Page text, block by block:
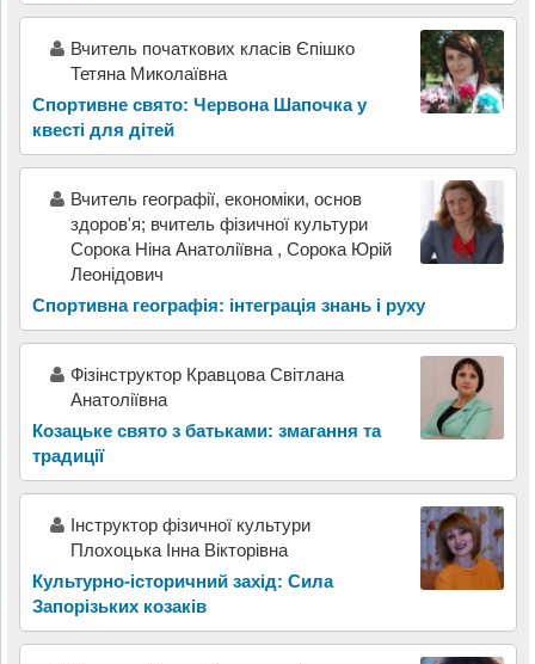
Вчитель початкових класів Єпішко
Тетяна Миколаївна
Спортивне свято: Червона Шапочка у
квесті для дітей
Вчитель географії, економіки, основ
здоров'я; вчитель фізичної культури
Сорока Ніна Анатоліївна , Сорока Юрій
Леонідович
Спортивна географія: інтеграція знань і руху
Фізінструктор Кравцова Світлана
Анатоліївна
Козацьке свято з батьками: змагання та
традиції
Інструктор фізичної культури
Плохоцька Інна Вікторівна
Культурно-історичний захід: Сила
Запорізьких козаків